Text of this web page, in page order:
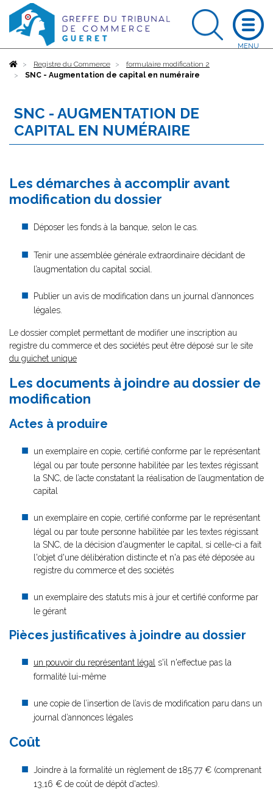
AccueilRegistre du Commerce
formulaire modification 2
SNC - Augmentation de capital en numéraire
SNC - AUGMENTATION DE
CAPITAL EN NUMÉRAIRE
Les démarches à accomplir avant
modification du dossier
Déposer les fonds à la banque, selon le cas.
Tenir une assemblée générale extraordinaire décidant de
l’augmentation du capital social.
Publier un avis de modification dans un journal d’annonces
légales.
Le dossier complet permettant de modifier une inscription au
registre du commerce et des sociétés peut être déposé sur le site
du guichet unique
Les documents à joindre au dossier de
modification
Actes à produire
un exemplaire en copie, certifié conforme par le représentant
légal ou par toute personne habilitée par les textes régissant
la SNC, de l’acte constatant la réalisation de l’augmentation de
capital
un exemplaire en copie, certifié conforme par le représentant
légal ou par toute personne habilitée par les textes régissant
la SNC, de la décision d'augmenter le capital, si celle-ci a fait
l'objet d'une délibération distincte et n'a pas été déposée au
registre du commerce et des sociétés
un exemplaire des statuts mis à jour et certifié conforme par
le gérant
Pièces justificatives à joindre au dossier
un pouvoir du représentant légal s'il n'effectue pas la
formalité lui-même
une copie de l’insertion de l’avis de modification paru dans un
journal d’annonces légales
Coût
Joindre à la formalité un règlement de185.77 € (comprenant
13,16 € de coût de dépôt d'actes).